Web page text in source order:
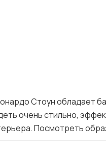
Стоун обладает
очень стильно,
Посмотреть